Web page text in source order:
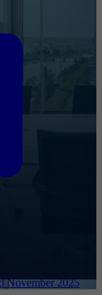
November 2025